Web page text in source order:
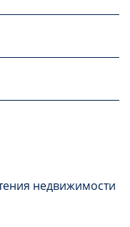
недвижимости